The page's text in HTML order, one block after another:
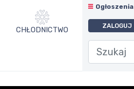
CHŁODNICTWO
Ogłoszenia
ZALOGUJ